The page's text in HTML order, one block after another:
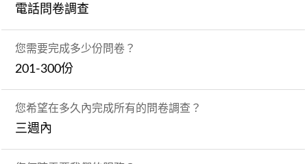
電話問卷調查
您需要完成多少份問卷？
201-300份
您希望在多久內完成所有的問卷調查？
三週內